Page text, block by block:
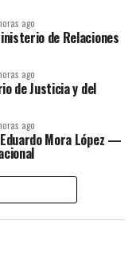
ago
de Relaciones
ago
de Justicia y del
ago
Mora López —